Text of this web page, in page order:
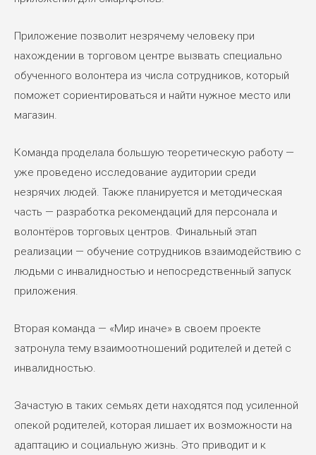
Приложение позволит незрячему человеку при
нахождении в торговом центре вызвать специально
обученного волонтера из числа сотрудников, который
поможет сориентироваться и найти нужное место или
магазин.
Команда проделала большую теоретическую работу —
уже проведено исследование аудитории среди
незрячих людей. Также планируется и методическая
часть — разработка рекомендаций для персонала и
волонтёров торговых центров. Финальный этап
реализации — обучение сотрудников взаимодействию с
людьми с инвалидностью и непосредственный запуск
приложения.
Вторая команда — «Мир иначе» в своем проекте
затронула тему взаимоотношений родителей и детей с
инвалидностью.
Зачастую в таких семьях дети находятся под усиленной
опекой родителей, которая лишает их возможности на
адаптацию и социальную жизнь. Это приводит и к